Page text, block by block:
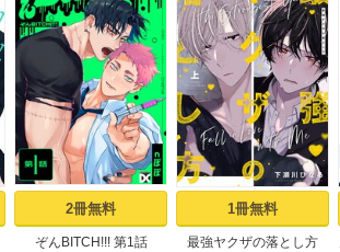
2冊無料
ぞんBITCH!!! 第1話
1冊無料
最強ヤクザの落とし方